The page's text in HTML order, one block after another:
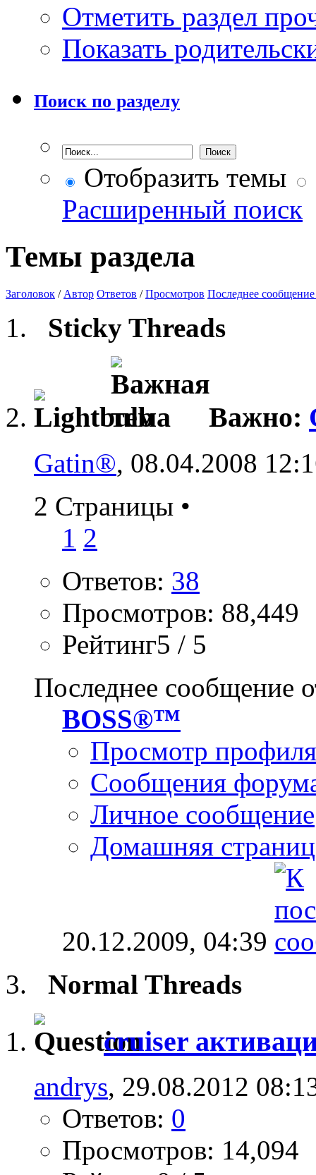
Отметить раздел
Показать
Поиск по разделу
Отобразить темы
Расширенный поиск
Темы раздела
Заголовок / Автор Ответов /Просмотров Последнее сообщение
Sticky Threads
Важно:
Gatin®, 08.04.2008
2 Страницы •
1 2
Ответов: 38
Просмотров: 88,449
Рейтинг5 / 5
Последнее сообщение
BOSS®™
Просмотр профиля
Сообщения
Личное сообщение
Домашняя
20.12.2009, 04:39
Normal Threads
cruiser
andrys, 29.08.2012
Ответов: 0
Просмотров: 14,094